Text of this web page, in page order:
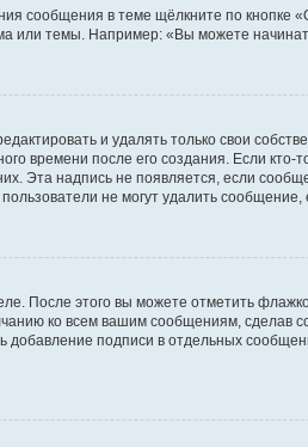
в теме щёлкните по кнопке
или темы. Например: «Вы можете
и удалять только свои
времени после его создания. Если
Эта надпись не появляется, если
не могут удалить сообщение,
После этого вы можете отметить
ко всем вашим сообщениям, сделав
добавление подписи в отдельных